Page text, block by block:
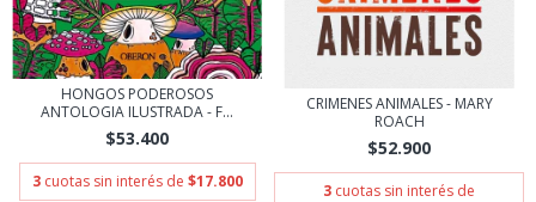
HONGOS PODEROSOS
ANTOLOGIA ILUSTRADA - F...
$53.400
3 cuotas sin interés de $17.800
CRIMENES ANIMALES - MARY
ROACH
$52.900
3 cuotas sin interés de